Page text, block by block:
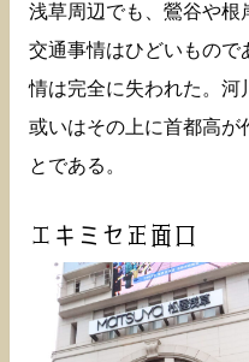
浅草周辺でも、鶯谷や根
交通事情はひどいもので
情は完全に失われた。河
或いはその上に首都高が
とである。
エキミセ正面口